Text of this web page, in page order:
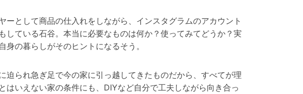
ーとして商品の仕入れをしながら、インスタグラムのアカウント
している石谷。本当に必要なものは何か？使ってみてどうか？実
身の暮らしがそのヒントになるそう。
迫られ急ぎ足で今の家に引っ越してきたものだから、すべてが理
はいえない家の条件にも、DIYなど自分で工夫しながら向き合っ